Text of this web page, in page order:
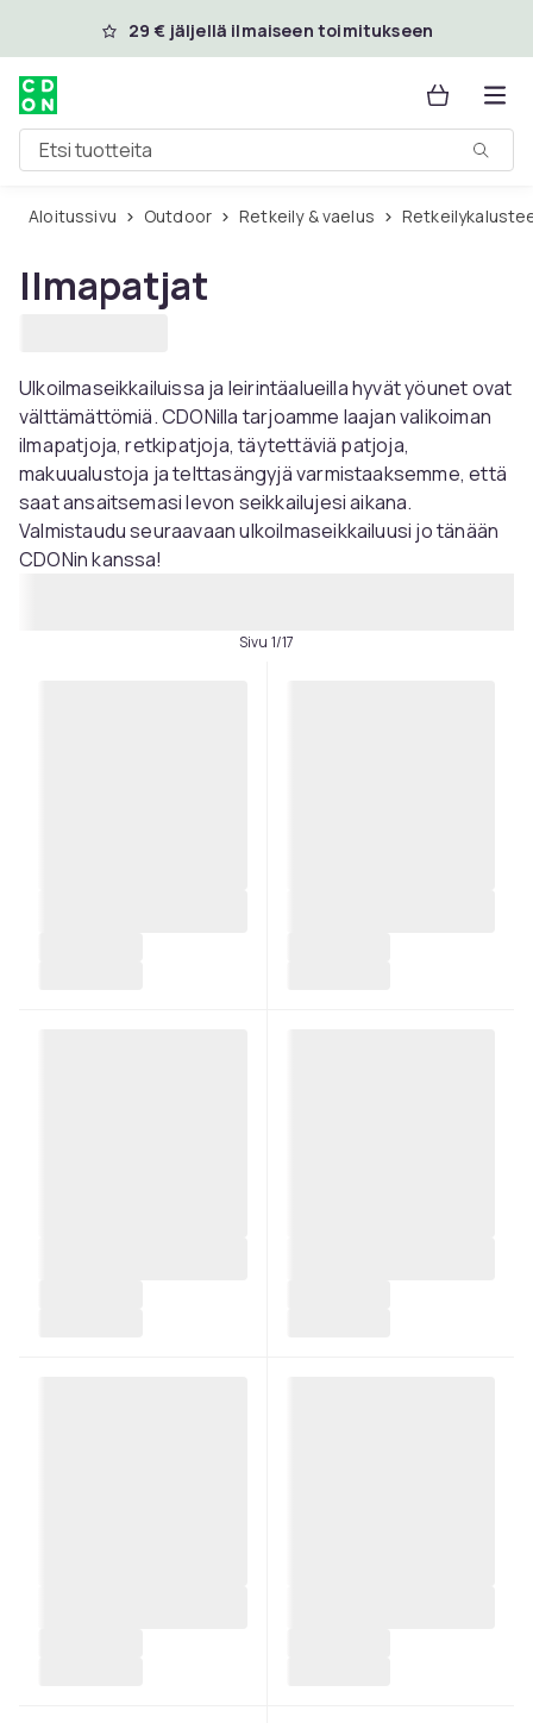
Ohita ja siirry pääsisältöön
29 € jäljellä ilmaiseen toimitukseen
Etsi tuotteita
Aloitussivu Outdoor Retkeily & vaelus
Ilmapatjat
Ulkoilmaseikkailuissa ja leirintäalueilla hyvät yöunet ovat
välttämättömiä. CDONilla tarjoamme laajan valikoiman
ilmapatjoja, retkipatjoja, täytettäviä patjoja,
makuualustoja ja telttasängyjä varmistaaksemme, että
saat ansaitsemasi levon seikkailujesi aikana.
Valmistaudu seuraavaan ulkoilmaseikkailuusi jo tänään
CDONin kanssa!
Sivu 1/17